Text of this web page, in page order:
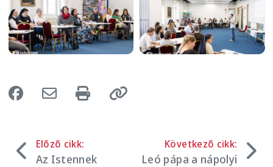
Előző cikk:
Az Istennek
Következő cikk:
Leó pápa a nápolyi